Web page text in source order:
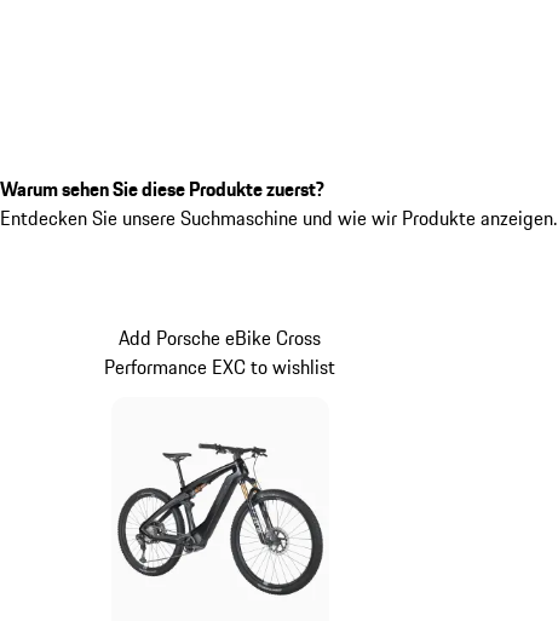
Warum sehen Sie diese Produkte zuerst?
Entdecken Sie unsere Suchmaschine und wie wir Produkte anzeigen.
Add Porsche eBike Cross
Performance EXC to wishlist